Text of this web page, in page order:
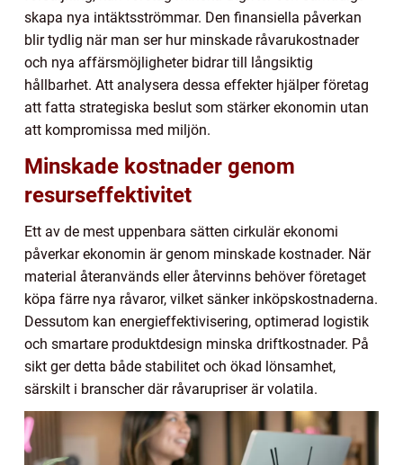
skapa nya intäktsströmmar. Den finansiella påverkan
blir tydlig när man ser hur minskade råvarukostnader
och nya affärsmöjligheter bidrar till långsiktig
hållbarhet. Att analysera dessa effekter hjälper företag
att fatta strategiska beslut som stärker ekonomin utan
att kompromissa med miljön.
Minskade kostnader genom
resurseffektivitet
Ett av de mest uppenbara sätten cirkulär ekonomi
påverkar ekonomin är genom minskade kostnader. När
material återanvänds eller återvinns behöver företaget
köpa färre nya råvaror, vilket sänker inköpskostnaderna.
Dessutom kan energieffektivisering, optimerad logistik
och smartare produktdesign minska driftkostnader. På
sikt ger detta både stabilitet och ökad lönsamhet,
särskilt i branscher där råvarupriser är volatila.